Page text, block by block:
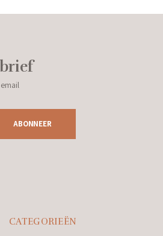
ABONNEER
CATEGORIEËN